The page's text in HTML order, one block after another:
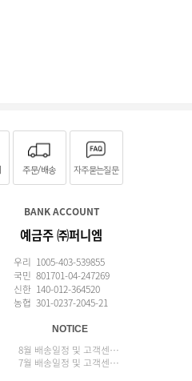
주문/배송 자주묻는질문
BANK ACCOUNT
예금주 ㈜퍼니엠
우리 1005-403-539855
국민 801701-04-247269
신한 140-012-364520
농협 301-0237-2045-21
NOTICE
8월 배송일정 및 고객센터 업무 안내
7월 배송일정 및 고객센터 업무 안내